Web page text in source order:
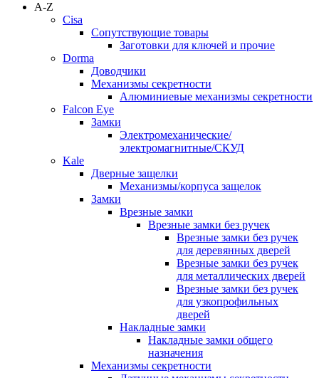
A-Z
Cisa
Сопутствующие товары
Заготовки для ключей и прочие
Dorma
Доводчики
Механизмы секретности
Алюминиевые механизмы секретности
Falcon Eye
Замки
Электромеханические/
электромагнитные/СКУД
Kale
Дверные защелки
Механизмы/корпуса защелок
Замки
Врезные замки
Врезные замки без ручек
Врезные замки без ручек
для деревянных дверей
Врезные замки без ручек
для металлических дверей
Врезные замки без ручек
для узкопрофильных
дверей
Накладные замки
Накладные замки общего
назначения
Механизмы секретности